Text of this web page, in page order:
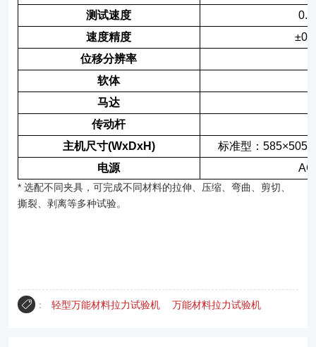
测试速度
速度精度
位移分辨率
软体
马达
传动杆
主机尺寸(WxDxH)
标准型：
电源
* 选配不同夹具，可完成不同材料的拉伸、压缩、弯曲、剪切、
撕裂、剥离等多种试验。
： 轻型万能材料拉力试验机 万能材料拉力试验机